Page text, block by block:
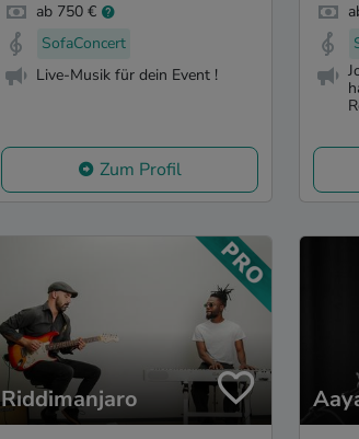
ab 750 €
SofaConcert
Live-Musik für dein Event !
Zum Profil
Riddimanjaro